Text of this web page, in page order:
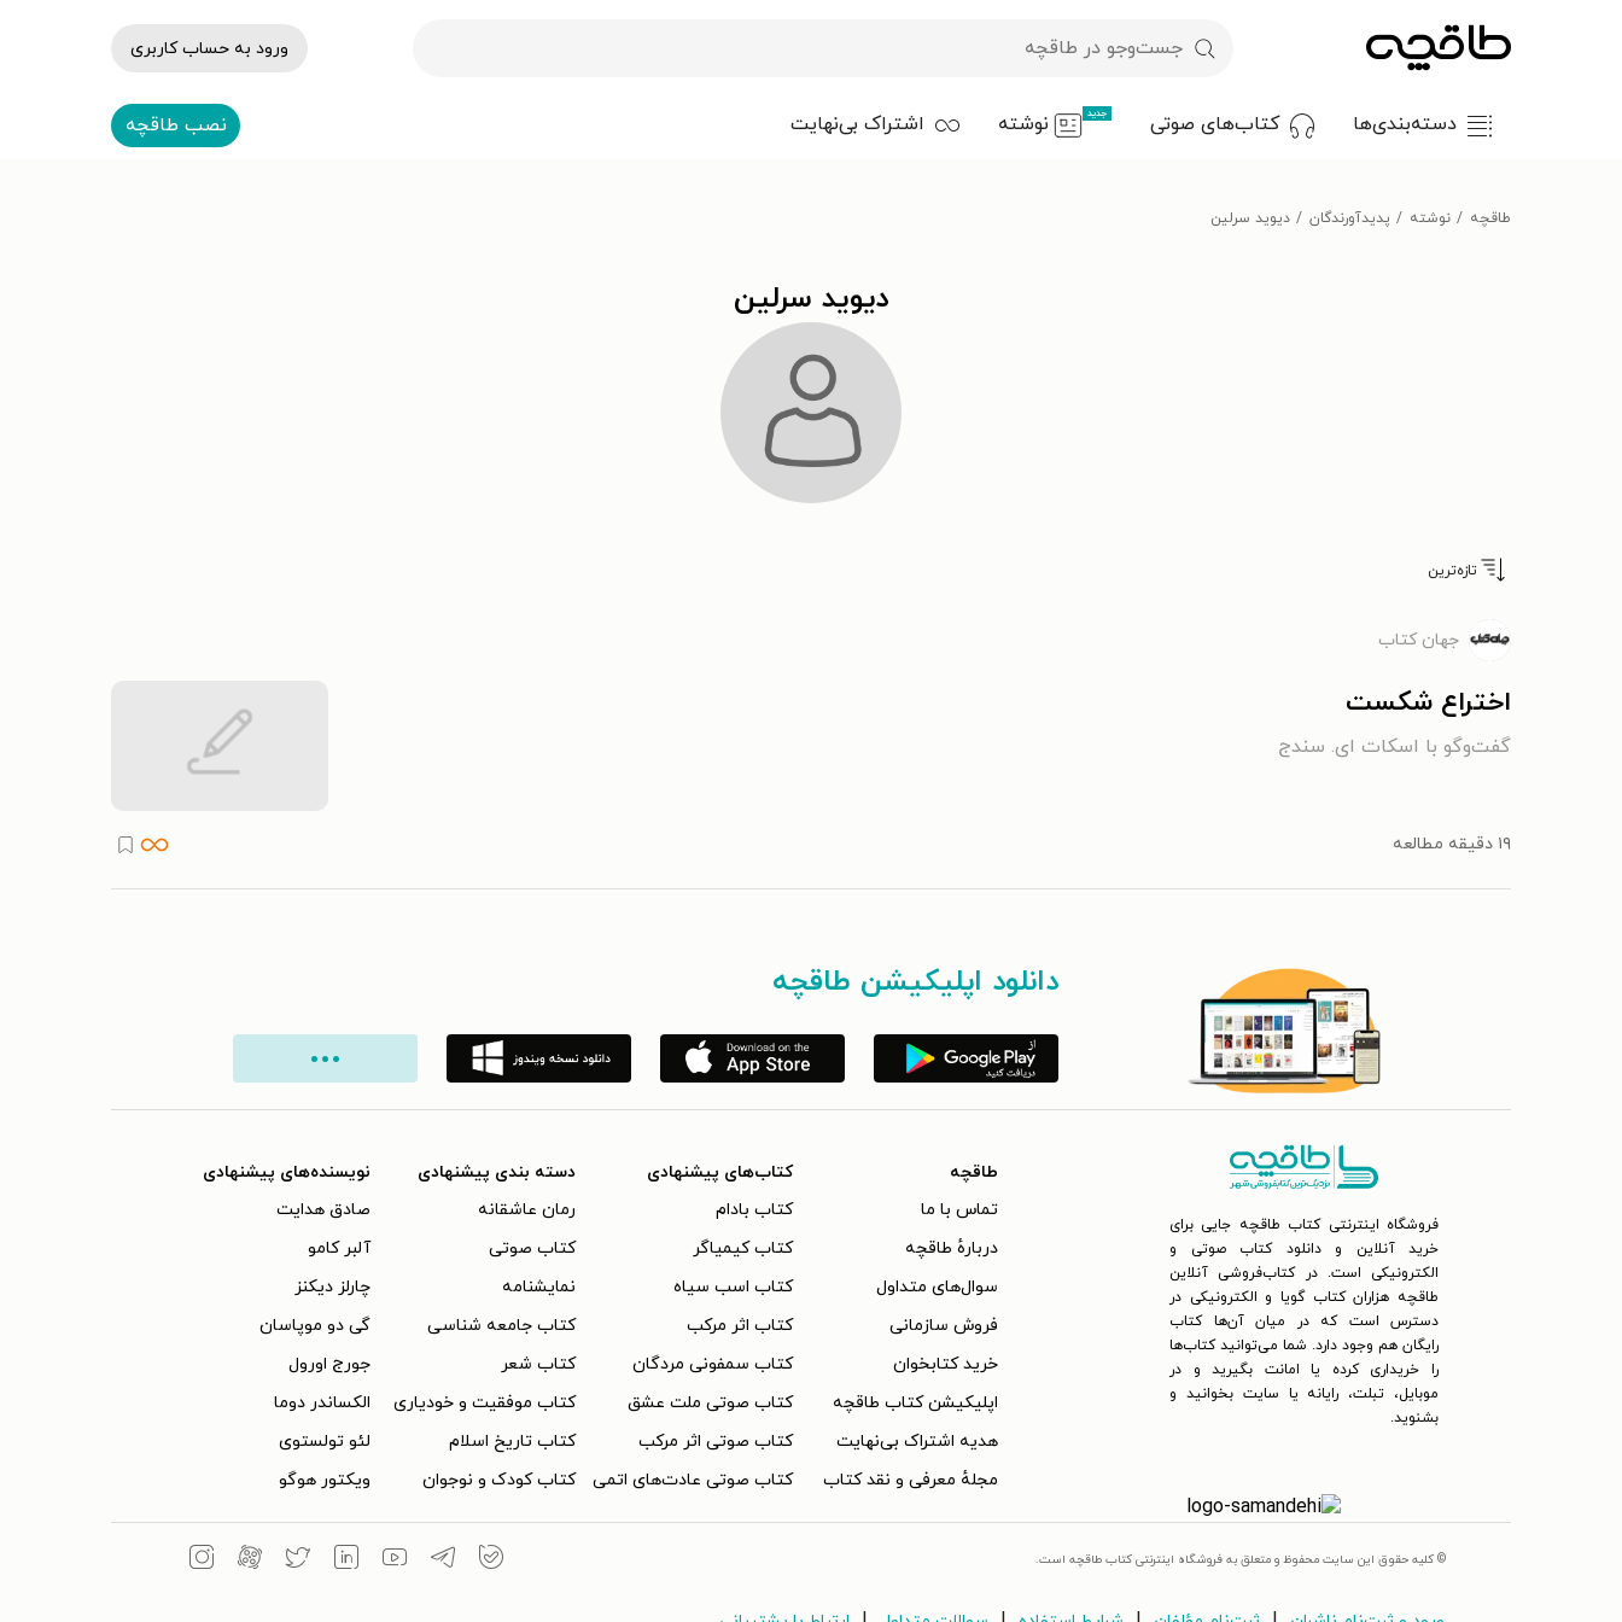
ورود به حساب کاربری
دسته‌بندی‌ها کتاب‌های صوتی جدید نوشته اشتراک بی‌نهایت نصب طاقچه
طاقچه نوشته پدیدآورندگان دیوید سرلین
دیوید سرلین
تازه‌ترین
جهان کتاب
اختراع شکست
گفت‌وگو با اسکات ای. سندج
۱۹ دقیقه مطالعه
دانلود اپلیکیشن طاقچه
فروشگاه اینترنتی کتاب طاقچه جایی برای
خرید آنلاین و دانلود کتاب صوتی و
الکترونیکی است. در کتاب‌فروشی آنلاین
طاقچه هزاران کتاب گویا و الکترونیکی در
دسترس است که در میان آن‌ها کتاب
رایگان هم وجود دارد. شما می‌توانید کتاب‌ها
را خریداری کرده یا امانت بگیرید و در
موبایل، تبلت، رایانه یا سایت بخوانید و
بشنوید.
طاقچه
تماس با ما
دربارهٔ طاقچه
سوال‌های متداول
فروش سازمانی
خرید کتابخوان
اپلیکیشن کتاب طاقچه
هدیه اشتراک بی‌نهایت
مجلهٔ معرفی و نقد کتاب
کتاب‌های پیشنهادی
کتاب بادام
کتاب کیمیاگر
کتاب اسب سیاه
کتاب اثر مرکب
کتاب سمفونی مردگان
کتاب صوتی ملت عشق
کتاب صوتی اثر مرکب
کتاب صوتی عادت‌های اتمی
دسته بندی پیشنهادی
رمان عاشقانه
کتاب‌ صوتی
نمایشنامه
کتاب جامعه شناسی
کتاب شعر
کتاب موفقیت و خودیاری
کتاب تاریخ اسلام
کتاب کودک و نوجوان
نویسنده‌های پیشنهادی
صادق هدایت
آلبر کامو
چارلز دیکنز
گی دو موپاسان
جورج اورول
الکساندر دوما
لئو تولستوی
ویکتور هوگو
© کلیه حقوق این سایت محفوظ و متعلق به فروشگاه اینترنتی کتاب طاقچه است.